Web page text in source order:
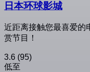
日本环球影城
近距离接触您最喜爱的
赏节目！
3.6 (95)
低至